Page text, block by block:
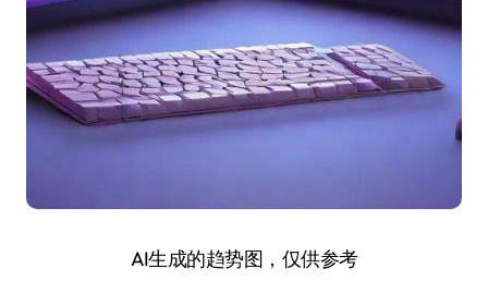
AI生成的趋势图，仅供参考